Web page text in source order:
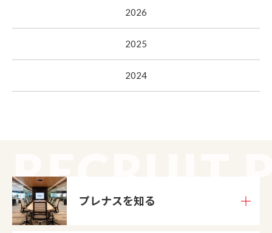
2026
2025
2024
プレナスを知る